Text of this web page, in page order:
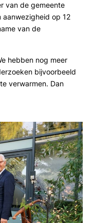
van de gemeente
op 12
van de
hebben nog meer
bijvoorbeeld
verwarmen. Dan